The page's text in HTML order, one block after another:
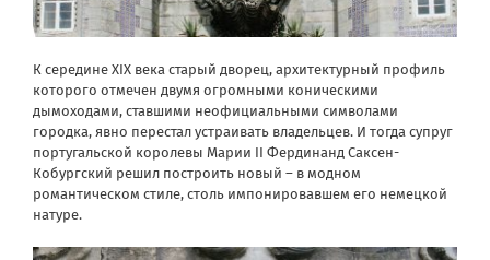
К середине XIX века старый дворец, архитектурный профиль
которого отмечен двумя огромными коническими
дымоходами, ставшими неофициальными символами
городка, явно перестал устраивать владельцев. И тогда супруг
португальской королевы Марии II Фердинанд Саксен-
Кобургский решил построить новый – в модном
романтическом стиле, столь импонировавшем его немецкой
натуре.